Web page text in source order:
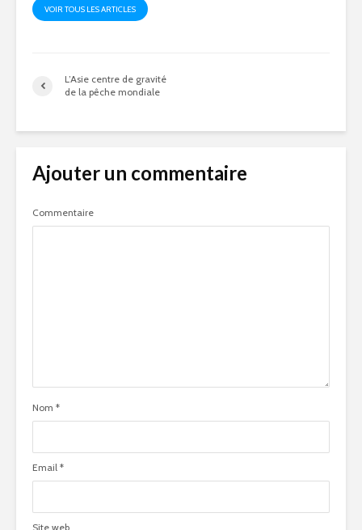
VOIR TOUS LES ARTICLES
L’Asie centre de gravité
de la pêche mondiale
Ajouter un commentaire
Commentaire
Nom *
Email *
Site web